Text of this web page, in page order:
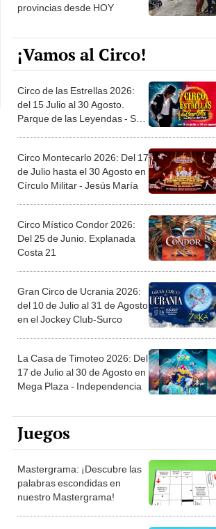
provincias desde HOY
¡Vamos al Circo!
Circo de las Estrellas 2026:
del 15 Julio al 30 Agosto.
Parque de las Leyendas - San
Circo Montecarlo 2026: Del 17
de Julio hasta el 30 Agosto en
Círculo Militar - Jesús María
Circo Místico Condor 2026:
Del 25 de Junio. Explanada
Costa 21
Gran Circo de Ucrania 2026:
del 10 de Julio al 31 de Agosto
en el Jockey Club-Surco
La Casa de Timoteo 2026: Del
17 de Julio al 30 de Agosto en
Mega Plaza - Independencia
Juegos
Mastergrama: ¡Descubre las
palabras escondidas en
nuestro Mastergrama!